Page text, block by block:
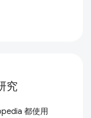
究
都使用